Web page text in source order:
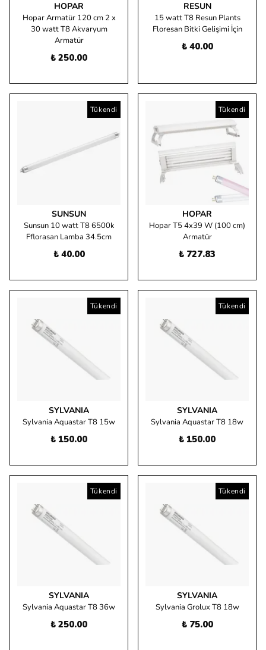
HOPAR
Hopar Armatür 120 cm 2 x
30 watt T8 Akvaryum
Armatür
₺ 250.00
RESUN
15 watt T8 Resun Plants
Floresan Bitki Gelişimi İçin
₺ 40.00
Tükendi
SUNSUN
Sunsun 10 watt T8 6500k
Fflorasan Lamba 34.5cm
₺ 40.00
Tükendi
HOPAR
Hopar T5 4x39 W (100 cm)
Armatür
₺ 727.83
Tükendi
SYLVANIA
Sylvania Aquastar T8 15w
₺ 150.00
Tükendi
SYLVANIA
Sylvania Aquastar T8 18w
₺ 150.00
Tükendi
SYLVANIA
Sylvania Aquastar T8 36w
₺ 250.00
Tükendi
SYLVANIA
Sylvania Grolux T8 18w
₺ 75.00